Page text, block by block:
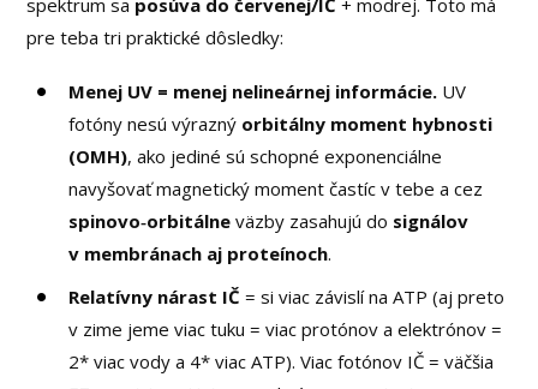
spektrum sa posúva do červenej/IČ + modrej. Toto má
pre teba tri praktické dôsledky:
Menej UV = menej nelineárnej informácie. UV
fotóny nesú výrazný orbitálny moment hybnosti
(OMH), ako jediné sú schopné exponenciálne
navyšovať magnetický moment častíc v tebe a cez
spinovo‑orbitálne väzby zasahujú do signálov
v membránach aj proteínoch.
Relatívny nárast IČ = si viac závislí na ATP (aj preto
v zime jeme viac tuku = viac protónov a elektrónov =
2* viac vody a 4* viac ATP). Viac fotónov IČ = väčšia